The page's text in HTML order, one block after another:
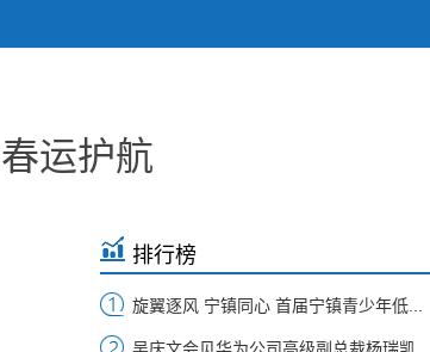
运护航
排行榜
旋翼逐风 宁镇同心 首届宁镇青少年低...